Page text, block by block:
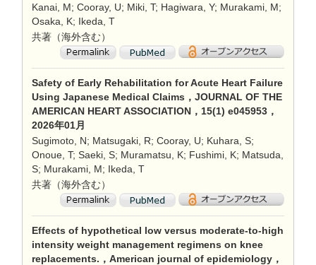
Kanai, M; Cooray, U; Miki, T; Hagiwara, Y; Murakami, M;
Osaka, K; Ikeda, T
共著（海外含む）
Safety of Early Rehabilitation for Acute Heart Failure
Using Japanese Medical Claims，JOURNAL OF THE
AMERICAN HEART ASSOCIATION，15(1) e045953，
2026年01月
Sugimoto, N; Matsugaki, R; Cooray, U; Kuhara, S;
Onoue, T; Saeki, S; Muramatsu, K; Fushimi, K; Matsuda,
S; Murakami, M; Ikeda, T
共著（海外含む）
Effects of hypothetical low versus moderate-to-high
intensity weight management regimens on knee
replacements.，American journal of epidemiology，